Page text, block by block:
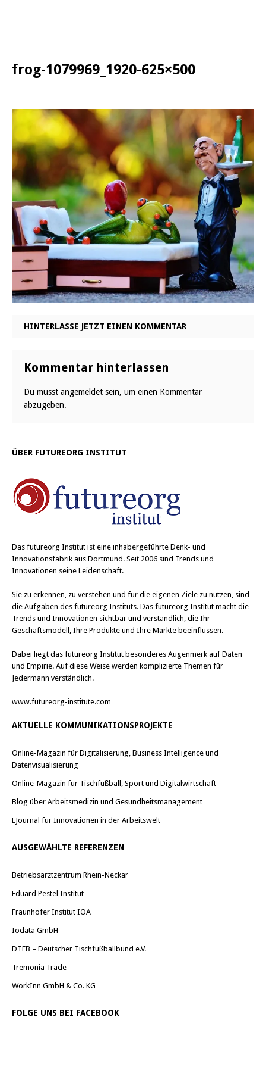
frog-1079969_1920-625×500
HINTERLASSE JETZT EINEN KOMMENTAR
Kommentar hinterlassen
Du musst angemeldet sein, um einen Kommentar
abzugeben.
ÜBER FUTUREORG INSTITUT
Das futureorg Institut ist eine inhabergeführte Denk- und
Innovationsfabrik aus Dortmund. Seit 2006 sind Trends und
Innovationen seine Leidenschaft.
Sie zu erkennen, zu verstehen und für die eigenen Ziele zu nutzen, sind
die Aufgaben des futureorg Instituts. Das futureorg Institut macht die
Trends und Innovationen sichtbar und verständlich, die Ihr
Geschäftsmodell, Ihre Produkte und Ihre Märkte beeinflussen.
Dabei liegt das futureorg Institut besonderes Augenmerk auf Daten
und Empirie. Auf diese Weise werden komplizierte Themen für
Jedermann verständlich.
www.futureorg-institute.com
AKTUELLE KOMMUNIKATIONSPROJEKTE
Online-Magazin für Digitalisierung, Business Intelligence und
Datenvisualisierung
Online-Magazin für Tischfußball, Sport und Digitalwirtschaft
Blog über Arbeitsmedizin und Gesundheitsmanagement
EJournal für Innovationen in der Arbeitswelt
AUSGEWÄHLTE REFERENZEN
Betriebsarztzentrum Rhein-Neckar
Eduard Pestel Institut
Fraunhofer Institut IOA
Iodata GmbH
DTFB – Deutscher Tischfußballbund e.V.
Tremonia Trade
WorkInn GmbH & Co. KG
FOLGE UNS BEI FACEBOOK